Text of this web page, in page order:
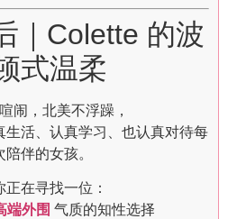
｜Colette 的波
式温柔
闹，北美不浮躁，
生活、认真学习、也认真对待每
陪伴的女孩。
正在寻找一位：
端外围 气质的知性选择